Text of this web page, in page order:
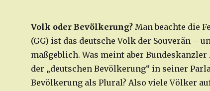
Volk oder Bevölkerung? Man beachte die
(GG) ist das deutsche Volk der Souverän –
maßgeblich. Was meint aber
der „deutschen Bevölkerung“ in seiner
Bevölkerung als Plural? Also viele Völker